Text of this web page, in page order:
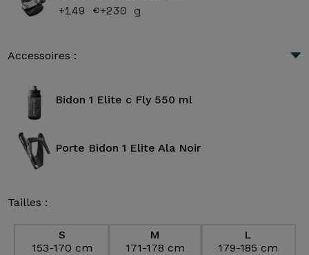
+149 €+230 g
Accessoires :
Bidon 1 Elite c Fly 550 ml
Porte Bidon 1 Elite Ala Noir
Tailles :
S
153-170 cm
M
171-178 cm
L
179-185 cm